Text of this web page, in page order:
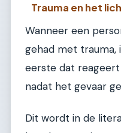
Trauma en het
Wanneer een
gehad met trauma,
eerste dat reageert
nadat het gevaar
Dit wordt in de